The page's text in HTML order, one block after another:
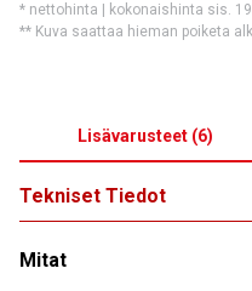
* nettohinta | kokonaishinta sis.
** Kuva saattaa hieman poiketa
Lisävarusteet (6)
Tekniset Tiedot
Mitat